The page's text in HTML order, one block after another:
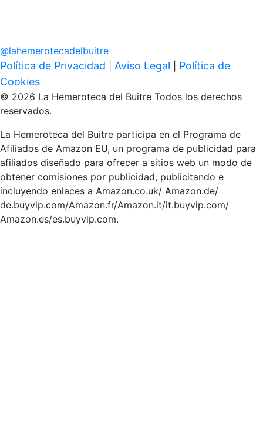
@lahemerotecadelbuitre
Política de Privacidad Aviso Legal
Política de
Cookies
© 2026 La Hemeroteca del Buitre Todos los derechos
reservados.
La Hemeroteca del Buitre participa en el Programa de
Afiliados de Amazon EU, un programa de publicidad para
afiliados diseñado para ofrecer a sitios web un modo de
obtener comisiones por publicidad, publicitando e
incluyendo enlaces a Amazon.co.uk/ Amazon.de/
de.buyvip.com/Amazon.fr/Amazon.it/it.buyvip.com/
Amazon.es/es.buyvip.com.